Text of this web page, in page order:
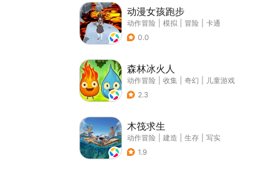
动漫女孩跑步
动作冒险 模拟 冒险
卡通
0.0
森林冰火人
动作冒险 收集 奇幻
儿童游戏
2.3
木筏求生
动作冒险 建造 生存
写实
1.9